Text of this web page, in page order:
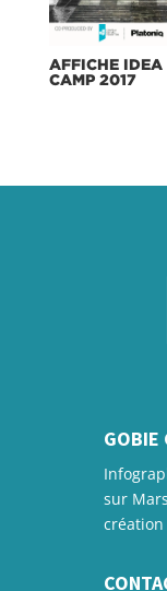
AFFICHE IDEA
CAMP 2017
GOBIE
sur